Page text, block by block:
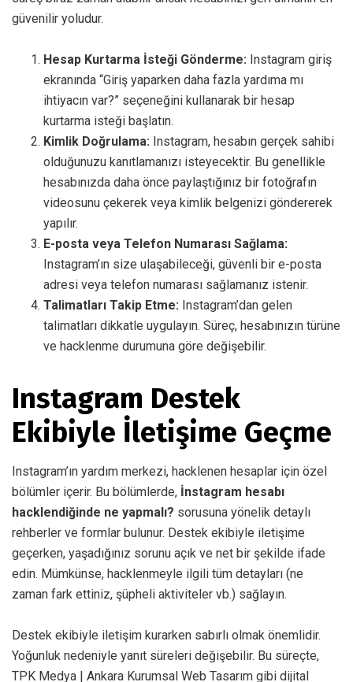
güvenilir yoludur.
Hesap Kurtarma İsteği Gönderme: Instagram giriş
ekranında “Giriş yaparken daha fazla yardıma mı
ihtiyacın var?” seçeneğini kullanarak bir hesap
kurtarma isteği başlatın.
Kimlik Doğrulama: Instagram, hesabın gerçek sahibi
olduğunuzu kanıtlamanızı isteyecektir. Bu genellikle
hesabınızda daha önce paylaştığınız bir fotoğrafın
videosunu çekerek veya kimlik belgenizi göndererek
yapılır.
E-posta veya Telefon Numarası Sağlama:
Instagram’ın size ulaşabileceği, güvenli bir e-posta
adresi veya telefon numarası sağlamanız istenir.
Talimatları Takip Etme: Instagram’dan gelen
talimatları dikkatle uygulayın. Süreç, hesabınızın türüne
ve hacklenme durumuna göre değişebilir.
Instagram Destek
Ekibiyle İletişime Geçme
Instagram’ın yardım merkezi, hacklenen hesaplar için özel
bölümler içerir. Bu bölümlerde, İnstagram hesabı
hacklendiğinde ne yapmalı? sorusuna yönelik detaylı
rehberler ve formlar bulunur. Destek ekibiyle iletişime
geçerken, yaşadığınız sorunu açık ve net bir şekilde ifade
edin. Mümkünse, hacklenmeyle ilgili tüm detayları (ne
zaman fark ettiniz, şüpheli aktiviteler vb.) sağlayın.
Destek ekibiyle iletişim kurarken sabırlı olmak önemlidir.
Yoğunluk nedeniyle yanıt süreleri değişebilir. Bu süreçte,
TPK Medya | Ankara Kurumsal Web Tasarım gibi dijital